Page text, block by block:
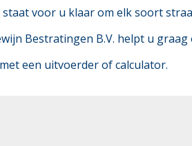
voor u klaar om elk soort
Bestratingen B.V. helpt u graag
een uitvoerder of calculator.